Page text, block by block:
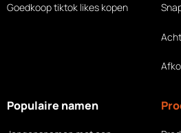
Goedkoop tiktok likes kopen
Populaire namen